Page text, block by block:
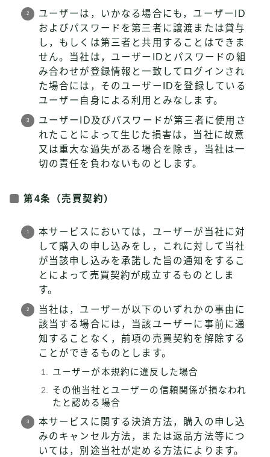
ユーザーは，いかなる場合にも，ユーザーID
およびパスワードを第三者に譲渡または貸与
し，もしくは第三者と共用することはできま
せん。当社は，ユーザーIDとパスワードの組
み合わせが登録情報と一致してログインされ
た場合には，そのユーザーIDを登録している
ユーザー自身による利用とみなします。
ユーザーID及びパスワードが第三者に使用さ
れたことによって生じた損害は，当社に故意
又は重大な過失がある場合を除き，当社は一
切の責任を負わないものとします。
第4条（売買契約）
本サービスにおいては，ユーザーが当社に対
して購入の申し込みをし，これに対して当社
が当該申し込みを承諾した旨の通知をするこ
とによって売買契約が成立するものとしま
す。
当社は，ユーザーが以下のいずれかの事由に
該当する場合には，当該ユーザーに事前に通
知することなく，前項の売買契約を解除する
ことができるものとします。
ユーザーが本規約に違反した場合
その他当社とユーザーの信頼関係が損なわれ
たと認める場合
本サービスに関する決済方法，購入の申し込
みのキャンセル方法，または返品方法等につ
いては，別途当社が定める方法によります。